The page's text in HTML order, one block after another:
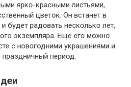
ярко-красными листьями,
цветок. Он встанет в
будет радовать несколько лет,
экземпляра. Еще его можно
с новогодними украшениями и
праздничный период.